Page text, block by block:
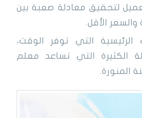
لتحقيق معادلة صعبة بين
والسعر الأقل.
الرئيسية التي توفر الوقت،
الكثيرة التي تساعد معلم
المنورة.